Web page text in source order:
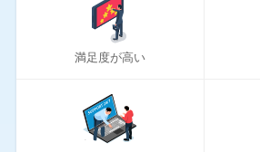
リクナビNEXT
リクルートエージェント
リクルートダイレクトスカウト
ロバート・ウォルターズ
満足度が高い